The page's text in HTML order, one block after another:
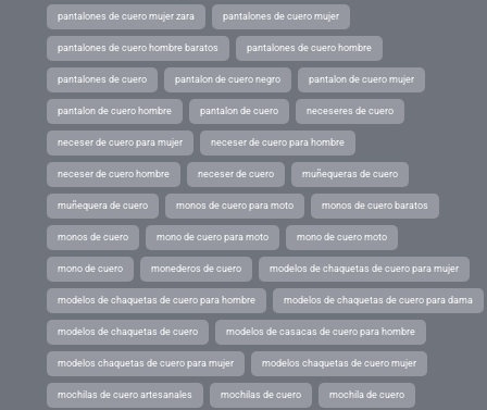
pantalones de cuero mujer zara pantalones de cuero mujer
pantalones de cuero hombre baratos pantalones de cuero hombre
pantalones de cuero pantalon de cuero negro pantalon de cuero mujer
pantalon de cuero hombre pantalon de cuero neceseres de cuero
neceser de cuero para mujer neceser de cuero para hombre
neceser de cuero hombre neceser de cuero muñequeras de cuero
muñequera de cuero monos de cuero para moto monos de cuero baratos
monos de cuero mono de cuero para moto mono de cuero moto
mono de cuero monederos de cuero modelos de chaquetas de cuero para mujer
modelos de chaquetas de cuero para hombre modelos de chaquetas de cuero para dama
modelos de chaquetas de cuero modelos de casacas de cuero para hombre
modelos chaquetas de cuero para mujer modelos chaquetas de cuero mujer
mochilas de cuero artesanales mochilas de cuero mochila de cuero